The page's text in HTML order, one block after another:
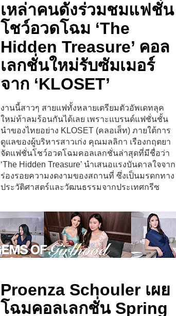
เหล่าคนดังร่วมชมแฟชั่น
โชว์อวดโฉม ‘The
Hidden Treasure’ คอล
เลกชั่นใหม่รับซัมเมอร์
จาก ‘KLOSET’
งานนี้สาวๆ สายแฟทั้งหลายเตรียมตัวอัพเดทลุค
ใหม่ท้าลมร้อนกันได้เลย เพราะแบรนด์แฟชั่นชั้น
นำของไทยอย่าง KLOSET (คลอเส็ท) ภายใต้การ
ดูแลของผู้บริหารสาวเก่ง คุณมลลิกา เรืองกฤตยา
จัดแฟชั่นโชว์อวดโฉมคอลเลกชั่นล่าสุดที่มีชื่อว่า
‘The Hidden Treasure’ นำเสนอแรงบันดาลใจจาก
ร่องรอยความงดงามของสถานที่ ซึ่งเป็นมรดกทาง
ประวัติศาสตร์และวัฒนธรรมจากประเทศกรีซ
Proenza Schouler เผย
โฉมคอลเลกชั่น Spring